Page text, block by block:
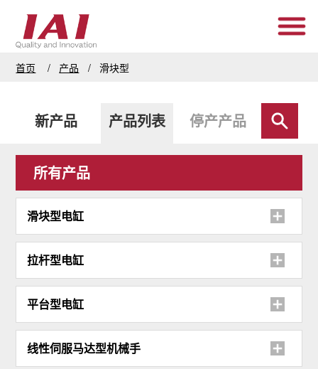
首页 产品 滑块型
新产品 产品列表 停产产品
所有产品
滑块型电缸
拉杆型电缸
平台型电缸
线性伺服马达型机械手